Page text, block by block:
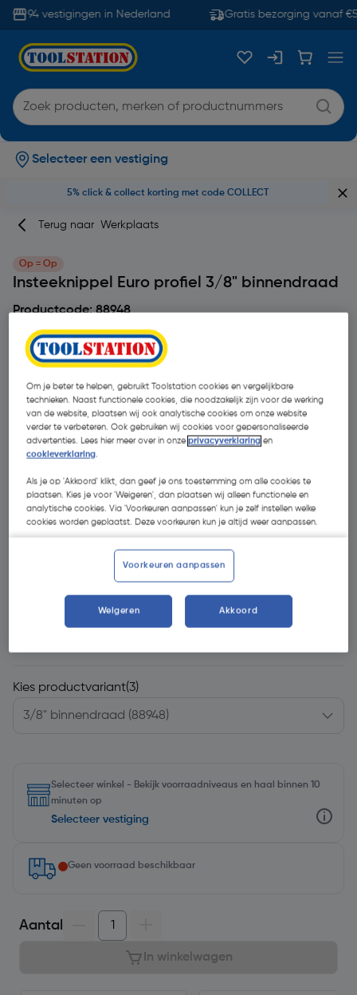
94 vestigingen in Nederland Gratis bezorging vanaf
Selecteer een vestiging
5% click & collect korting met code COLLECT
Terug naar Werkplaats
Op = Op
Insteeknippel Euro profiel 3/8" binnendraad
Productcode: 88948
2 beoordeling(en)
€ 1,21
Kies productvariant(3)
Selecteer winkel - Bekijk voorraadniveaus en haal binnen 10
minuten op
Selecteer vestiging
Geen voorraad beschikbaar
Aantal
In winkelwagen
Om je beter te helpen, gebruikt Toolstation cookies en vergelijkbare
technieken. Naast functionele cookies, die noodzakelijk zijn voor de werking
van de website, plaatsen wij ook analytische cookies om onze website
verder te verbeteren. Ook gebruiken wij cookies voor gepersonaliseerde
advertenties. Lees hier meer over in onzeprivacyverklaring en
cookieverklaring.
Als je op 'Akkoord' klikt, dan geef je ons toestemming om alle cookies te
plaatsen. Kies je voor 'Weigeren', dan plaatsen wij alleen functionele en
analytische cookies. Via 'Voorkeuren aanpassen' kun je zelf instellen welke
cookies worden geplaatst. Deze voorkeuren kun je altijd weer aanpassen.
Voorkeuren aanpassen
Weigeren Akkoord